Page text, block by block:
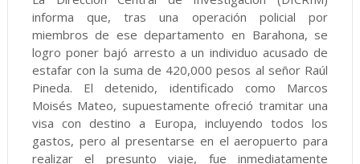
informa que, tras una operación policial por
miembros de ese departamento en Barahona, se
logro poner bajó arresto a un individuo acusado de
estafar con la suma de 420,000 pesos al señor Raúl
Pineda. El detenido, identificado como Marcos
Moisés Mateo, supuestamente ofreció tramitar una
visa con destino a Europa, incluyendo todos los
gastos, pero al presentarse en el aeropuerto para
realizar el presunto viaje, fue inmediatamente